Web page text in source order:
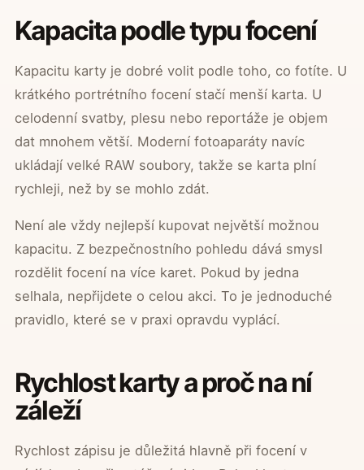
Kapacita podle typu focení
Kapacitu karty je dobré volit podle toho, co fotíte. U
krátkého portrétního focení stačí menší karta. U
celodenní svatby, plesu nebo reportáže je objem
dat mnohem větší. Moderní fotoaparáty navíc
ukládají velké RAW soubory, takže se karta plní
rychleji, než by se mohlo zdát.
Není ale vždy nejlepší kupovat největší možnou
kapacitu. Z bezpečnostního pohledu dává smysl
rozdělit focení na více karet. Pokud by jedna
selhala, nepřijdete o celou akci. To je jednoduché
pravidlo, které se v praxi opravdu vyplácí.
Rychlost karty a proč na ní
záleží
Rychlost zápisu je důležitá hlavně při focení v